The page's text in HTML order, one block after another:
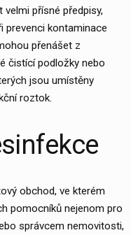
přísné předpisy,
prevenci kontaminace
přenášet z
čistící podložky nebo
jsou umístěny
roztok.
obchod, ve kterém
pomocníků nejenom pro
správcem nemovitosti,